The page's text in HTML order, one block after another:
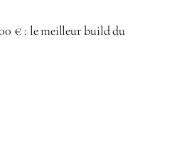
€ : le meilleur build du